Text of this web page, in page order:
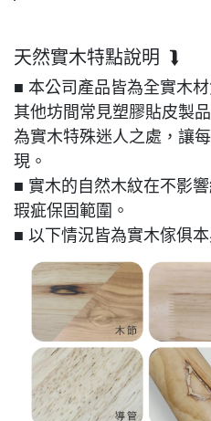
天然實木特點說明 ⮯
■ 本公司產品皆為全實木
其他坊間常見塑膠貼皮製
為實木特殊迷人之處，讓
現。
■ 實木的自然木紋在不影
瑕疵保固範圍。
■ 以下情況皆為實木傢俱本